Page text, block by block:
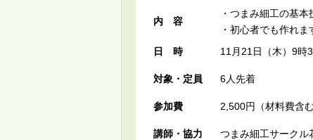
内容
・つまみ細工の基
・初心者でも作れ
日時
11月21日（木）9時
対象・定員 6人先着
参加費 2,500円（材料費含む
講師・協力 つまみ細工サークル